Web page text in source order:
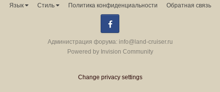
ontheroadagain
Язык
Стиль Политика конфиденциальности Обратная связь
Администрация форума: info@land-cruiser.ru
Powered by Invision Community
Change privacy settings